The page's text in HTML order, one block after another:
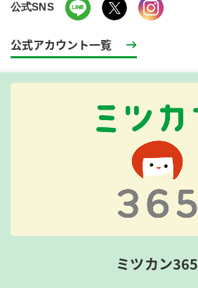
公式SNS
公式アカウント一覧
ミツカン365